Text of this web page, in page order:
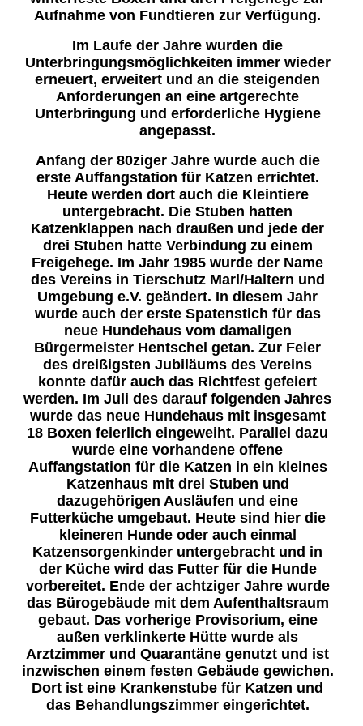
Aufnahme von Fundtieren zur Verfügung.
Im Laufe der Jahre wurden die
Unterbringungsmöglichkeiten immer wieder
erneuert, erweitert und an die steigenden
Anforderungen an eine artgerechte
Unterbringung und erforderliche Hygiene
angepasst.
Anfang der 80ziger Jahre wurde auch die
erste Auffangstation für Katzen errichtet.
Heute werden dort auch die Kleintiere
untergebracht. Die Stuben hatten
Katzenklappen nach draußen und jede der
drei Stuben hatte Verbindung zu einem
Freigehege. Im Jahr 1985 wurde der Name
des Vereins in Tierschutz Marl/Haltern und
Umgebung e.V. geändert. In diesem Jahr
wurde auch der erste Spatenstich für das
neue Hundehaus vom damaligen
Bürgermeister Hentschel getan. Zur Feier
des dreißigsten Jubiläums des Vereins
konnte dafür auch das Richtfest gefeiert
werden. Im Juli des darauf folgenden Jahres
wurde das neue Hundehaus mit insgesamt
18 Boxen feierlich eingeweiht. Parallel dazu
wurde eine vorhandene offene
Auffangstation für die Katzen in ein kleines
Katzenhaus mit drei Stuben und
dazugehörigen Ausläufen und eine
Futterküche umgebaut. Heute sind hier die
kleineren Hunde oder auch einmal
Katzensorgenkinder untergebracht und in
der Küche wird das Futter für die Hunde
vorbereitet. Ende der achtziger Jahre wurde
das Bürogebäude mit dem Aufenthaltsraum
gebaut. Das vorherige Provisorium, eine
außen verklinkerte Hütte wurde als
Arztzimmer und Quarantäne genutzt und ist
inzwischen einem festen Gebäude gewichen.
Dort ist eine Krankenstube für Katzen und
das Behandlungszimmer eingerichtet.